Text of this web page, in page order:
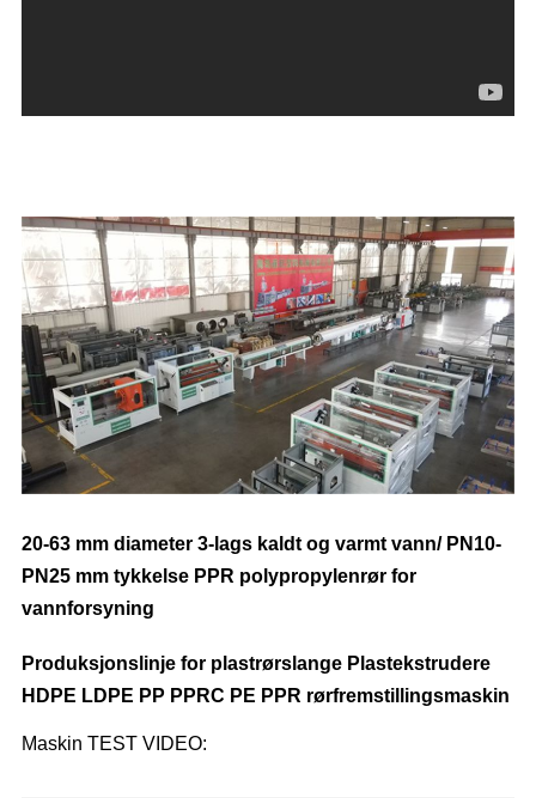
20-63 mm diameter 3-lags kaldt og varmt vann/ PN10-
PN25 mm tykkelse PPR polypropylenrør for
vannforsyning
Produksjonslinje for plastrørslange Plastekstrudere
HDPE LDPE PP PPRC PE PPR rørfremstillingsmaskin
Maskin TEST VIDEO: